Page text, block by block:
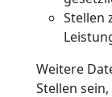
Stellen
Weitere
Stellen